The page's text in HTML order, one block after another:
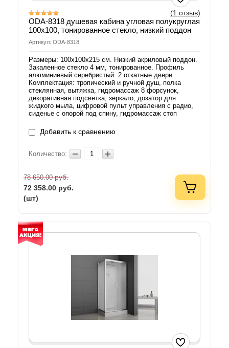
(1 отзыв)
ODA-8318 душевая кабина угловая полукруглая
100х100, тонированное стекло, низкий поддон
Артикул: ODA-8318
Размеры: 100х100х215 см. Низкий акриловый поддон.
Закаленное стекло 4 мм, тонированное. Профиль
алюминиевый серебристый. 2 откатные двери.
Комплектация: тропический и ручной душ, полка
стеклянная, вытяжка, гидромассаж 8 форсунок,
декоративная подсветка, зеркало, дозатор для
жидкого мыла, цифровой пульт управления с радио,
сиденье с опорой под спину, гидромассаж стоп
Добавить к сравнению
Количество:
78 650.00руб.
72 358.00 руб.
(шт)